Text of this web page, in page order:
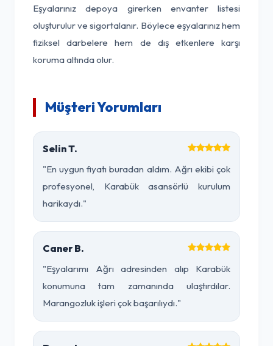
Eşyalarınız depoya girerken envanter listesi
oluşturulur ve sigortalanır. Böylece eşyalarınız hem
fiziksel darbelere hem de dış etkenlere karşı
koruma altında olur.
Müşteri Yorumları
Selin T.
"En uygun fiyatı buradan aldım. Ağrı ekibi çok
profesyonel, Karabük asansörlü kurulum
harikaydı."
Caner B.
"Eşyalarımı Ağrı adresinden alıp Karabük
konumuna tam zamanında ulaştırdılar.
Marangozluk işleri çok başarılıydı."